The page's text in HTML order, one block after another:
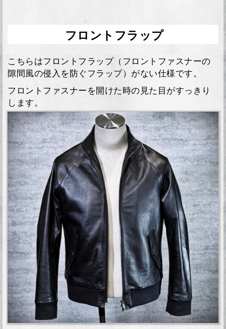
フロントフラップ
こちらはフロントフラップ（フロントファスナーの
隙間風の侵入を防ぐフラップ）がない仕様です。
フロントファスナーを開けた時の見た目がすっきり
します。